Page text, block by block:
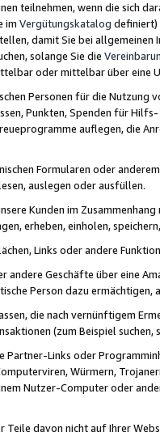
teilnehmen, wenn die sich
im Vergütungskatalog definiert)
damit Sie bei
solange Sie die
oder mittelbar über eine
Personen für die Nutzung
Punkten, Spenden für
auflegen, die
Formularen oder
auslegen oder ausfüllen.
Kunden im
erheben, einholen,
Links oder andere
andere Geschäfte über eine
Person dazu
die nach vernünftigem
(zum Beispiel
Partner-Links oder
Würmern,
Nutzer-Computer oder
Teile davon nicht auf Ihrer